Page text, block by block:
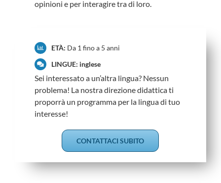
opinioni e per interagire tra di loro.
ETÀ: Da 1 fino a 5 anni
LINGUE: inglese
Sei interessato a un’altra lingua? Nessun
problema! La nostra direzione didattica ti
proporrà un programma per la lingua di tuo
interesse!
CONTATTACI SUBITO